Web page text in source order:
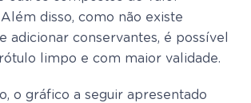
disso, como não existe
adicionar conservantes, é possível
limpo e com maior validade.
o gráfico a seguir apresentado